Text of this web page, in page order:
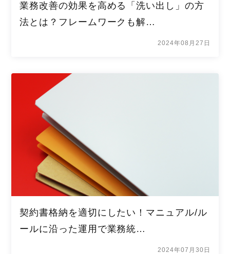
業務改善の効果を高める「洗い出し」の方
法とは？フレームワークも解…
2024年08月27日
契約書格納を適切にしたい！マニュアル/ル
ールに沿った運用で業務統…
2024年07月30日